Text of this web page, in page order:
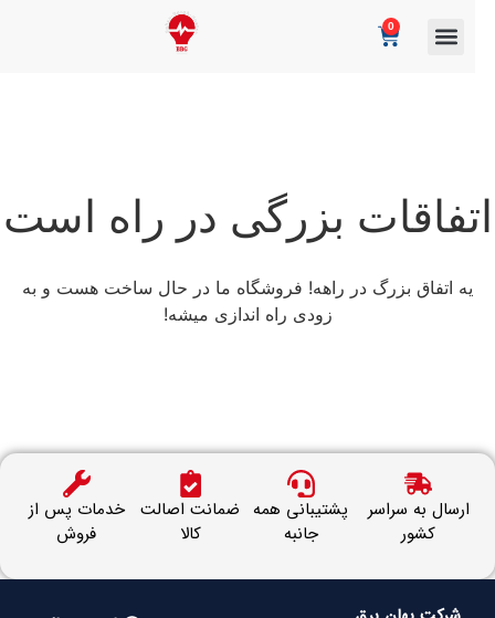
بزرگی در راه است
یه اتفاق بزرگ در راهه! فروشگاه ما در حال ساخت هست و به
زودی راه اندازی میشه!
ارسال به سراسر
کشور
پشتیبانی همه
جانبه
ضمانت اصالت
کالا
خدمات پس از
فروش